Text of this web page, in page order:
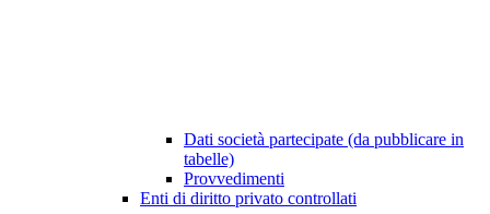
Dati società partecipate (da pubblicare in
tabelle)
Provvedimenti
Enti di diritto privato controllati